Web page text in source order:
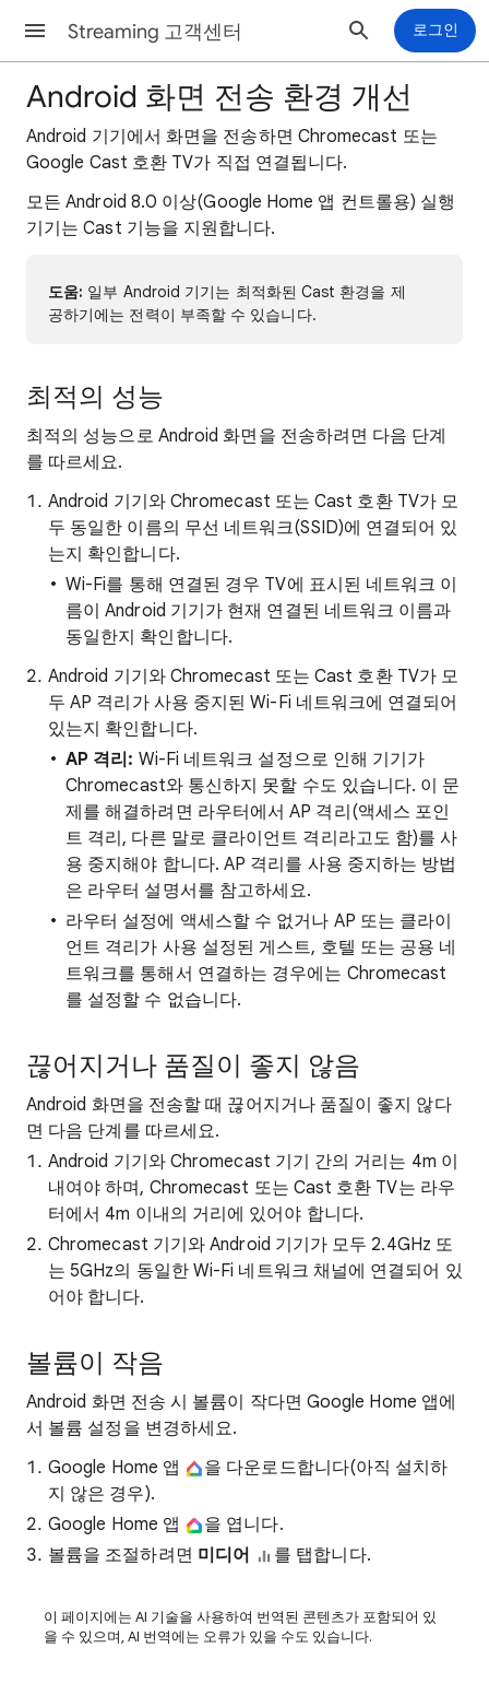
Streaming 고객센터 로그인
Android 화면 전송 환경 개선
Android 기기에서 화면을 전송하면 Chromecast 또는
Google Cast 호환 TV가 직접 연결됩니다.
모든 Android 8.0 이상(Google Home 앱 컨트롤용) 실행
기기는 Cast 기능을 지원합니다.
도움: 일부 Android 기기는 최적화된 Cast 환경을 제
공하기에는 전력이 부족할 수 있습니다.
최적의 성능
최적의 성능으로 Android 화면을 전송하려면 다음 단계
를 따르세요.
Android 기기와 Chromecast 또는 Cast 호환 TV가 모
두 동일한 이름의 무선 네트워크(SSID)에 연결되어 있
는지 확인합니다.
Wi-Fi를 통해 연결된 경우 TV에 표시된 네트워크 이
름이 Android 기기가 현재 연결된 네트워크 이름과
동일한지 확인합니다.
Android 기기와 Chromecast 또는 Cast 호환 TV가 모
두 AP 격리가 사용 중지된 Wi-Fi 네트워크에 연결되어
있는지 확인합니다.
AP 격리: Wi-Fi 네트워크 설정으로 인해 기기가
Chromecast와 통신하지 못할 수도 있습니다. 이 문
제를 해결하려면 라우터에서 AP 격리(액세스 포인
트 격리, 다른 말로 클라이언트 격리라고도 함)를 사
용 중지해야 합니다. AP 격리를 사용 중지하는 방법
은 라우터 설명서를 참고하세요.
라우터 설정에 액세스할 수 없거나 AP 또는 클라이
언트 격리가 사용 설정된 게스트, 호텔 또는 공용 네
트워크를 통해서 연결하는 경우에는 Chromecast
를 설정할 수 없습니다.
끊어지거나 품질이 좋지 않음
Android 화면을 전송할 때 끊어지거나 품질이 좋지 않다
면 다음 단계를 따르세요.
Android 기기와 Chromecast 기기 간의 거리는 4m 이
내여야 하며, Chromecast 또는 Cast 호환 TV는 라우
터에서 4m 이내의 거리에 있어야 합니다.
Chromecast 기기와 Android 기기가 모두 2.4GHz 또
는 5GHz의 동일한 Wi-Fi 네트워크 채널에 연결되어 있
어야 합니다.
볼륨이 작음
Android 화면 전송 시 볼륨이 작다면 Google Home 앱에
서 볼륨 설정을 변경하세요.
Google Home 앱
을 다운로드합니다(아직 설치하
지 않은 경우).
Google Home 앱
을 엽니다.
볼륨을 조절하려면 미디어 를 탭합니다.
이 페이지에는 AI 기술을 사용하여 번역된 콘텐츠가 포함되어 있
을 수 있으며, AI 번역에는 오류가 있을 수도 있습니다.